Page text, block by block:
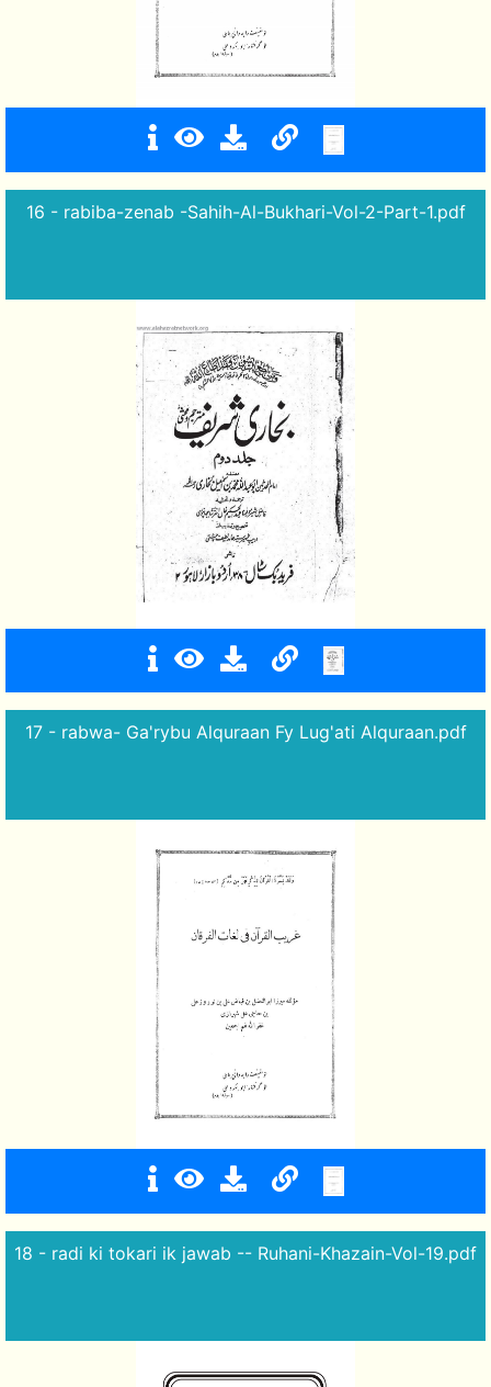
16 - rabiba-zenab -Sahih-Al-Bukhari-Vol-2-Part-1.pdf
17 - rabwa- Ga'rybu Alquraan Fy Lug'ati Alquraan.pdf
18 - radi ki tokari ik jawab -- Ruhani-Khazain-Vol-19.pdf